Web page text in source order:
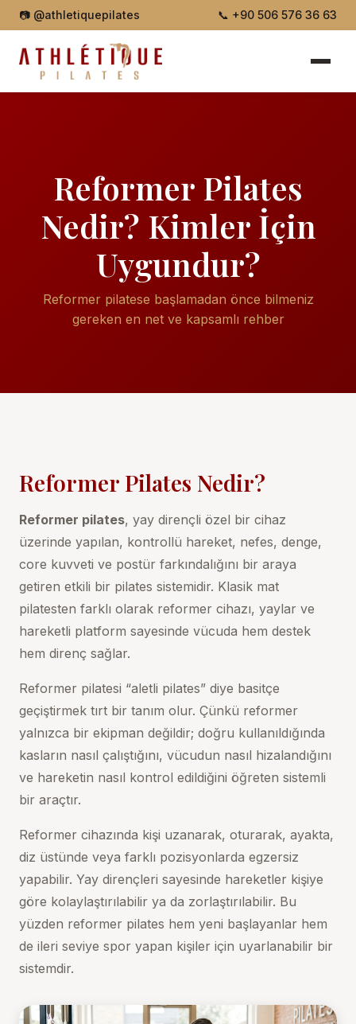
📷 @athletiquepilates 📞 +90 506 576 36 63
Reformer Pilates
Nedir? Kimler İçin
Uygundur?
Reformer pilatese başlamadan önce bilmeniz
gereken en net ve kapsamlı rehber
Reformer Pilates Nedir?
Reformer pilates, yay dirençli özel bir cihaz
üzerinde yapılan, kontrollü hareket, nefes, denge,
core kuvveti ve postür farkındalığını bir araya
getiren etkili bir pilates sistemidir. Klasik mat
pilatesten farklı olarak reformer cihazı, yaylar ve
hareketli platform sayesinde vücuda hem destek
hem direnç sağlar.
Reformer pilatesi “aletli pilates” diye basitçe
geçiştirmek tırt bir tanım olur. Çünkü reformer
yalnızca bir ekipman değildir; doğru kullanıldığında
kasların nasıl çalıştığını, vücudun nasıl hizalandığını
ve hareketin nasıl kontrol edildiğini öğreten sistemli
bir araçtır.
Reformer cihazında kişi uzanarak, oturarak, ayakta,
diz üstünde veya farklı pozisyonlarda egzersiz
yapabilir. Yay dirençleri sayesinde hareketler kişiye
göre kolaylaştırılabilir ya da zorlaştırılabilir. Bu
yüzden reformer pilates hem yeni başlayanlar hem
de ileri seviye spor yapan kişiler için uyarlanabilir bir
sistemdir.